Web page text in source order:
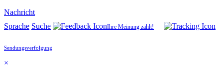
Nachricht
Sprache Suche Ihre Meinung zählt!
Sendungsverfolgung
×